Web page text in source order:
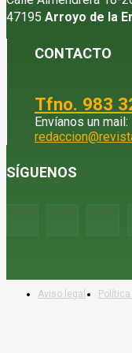
47195 Arroyo de la
CONTACTO
Tfno. 983
Envíanos un mail:
SÍGUENOS
Aviso legal